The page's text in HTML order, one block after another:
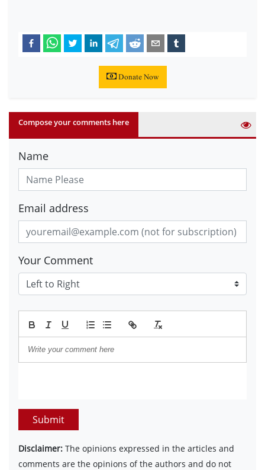
Donate Now
Compose your comments here
Name
Email address
Your Comment
Submit
Disclaimer: The opinions expressed in the articles and
comments are the opinions of the authors and do not